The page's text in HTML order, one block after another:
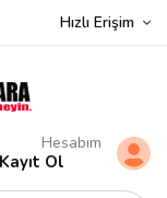
Hızlı Erişim
Hesabım
Kayıt Ol